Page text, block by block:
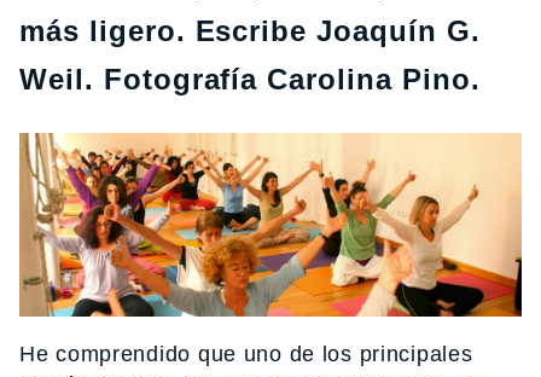
más ligero. Escribe Joaquín G.
Weil. Fotografía Carolina Pino.
He comprendido que uno de los principales